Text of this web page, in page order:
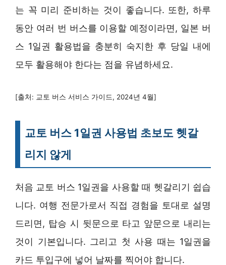
는 꼭 미리 준비하는 것이 좋습니다. 또한, 하루
동안 여러 번 버스를 이용할 예정이라면, 일본 버
스 1일권 활용법을 충분히 숙지한 후 당일 내에
모두 활용해야 한다는 점을 유념하세요.
[출처: 교토 버스 서비스 가이드, 2024년 4월]
교토 버스 1일권 사용법 초보도 헷갈
리지 않게
처음 교토 버스 1일권을 사용할 때 헷갈리기 쉽습
니다. 여행 전문가로서 직접 경험을 토대로 설명
드리면, 탑승 시 뒷문으로 타고 앞문으로 내리는
것이 기본입니다. 그리고 첫 사용 때는 1일권을
카드 투입구에 넣어 날짜를 찍어야 합니다.